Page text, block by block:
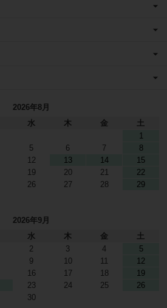
2026年8月
水 木 金
土
1
5 6 7
8
12 13 14
15
19 20 21
22
26 27 28
29
2026年9月
水 木 金
土
2 3 4
5
9 10 11
12
16 17 18
19
23 24 25
26
30